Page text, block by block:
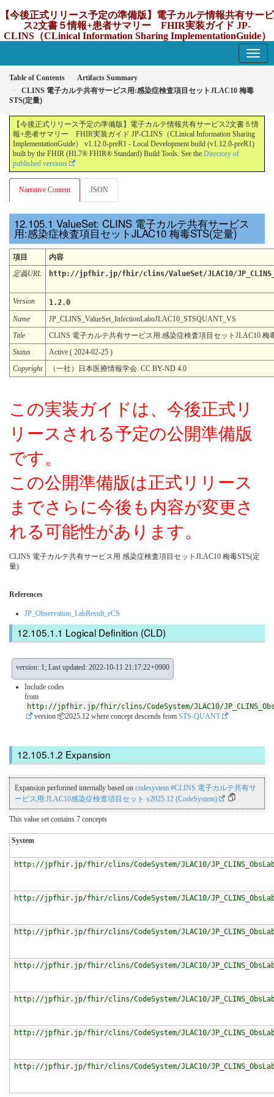
【今後正式リリース予定の準備版】電子カルテ情報共有サービ
ス2文書５情報+患者サマリー FHIR実装ガイド JP-
CLINS（CLinical Information Sharing ImplementationGuide）
Table of Contents
Artifacts Summary
CLINS 電子カルテ共有サービス用:感染症検査項目セットJLAC10 梅毒
STS(定量)
【今後正式リリース予定の準備版】電子カルテ情報共有サービス2文書５情
報+患者サマリー FHIR実装ガイド JP-CLINS（CLinical Information Sharing
ImplementationGuide） v1.12.0-preR1 - Local Development build (v1.12.0-preR1)
built by the FHIR (HL7® FHIR® Standard) Build Tools. See the Directory of
published versions
Narrative Content JSON
ValueSet: CLINS 電子カルテ共有サービス
用:感染症検査項目セットJLAC10 梅毒STS(定量)
項目
内容
定義URL
http://jpfhir.jp/fhir/clins/ValueSet/JLAC10/
Version
1.2.0
Name
JP_CLINS_ValueSet_InfectionLaboJLAC10_STSQUANT_VS
Title
CLINS 電子カルテ共有サービス用:感染症検査項目セットJLAC10 梅
Status
Active ( 2024-02-25 )
Copyright
（一社）日本医療情報学会. CC BY-ND 4.0
この実装ガイドは、今後正式リ
リースされる予定の公開準備版
です。
この公開準備版は正式リリース
までさらに今後も内容が変更さ
れる可能性があります。
CLINS 電子カルテ共有サービス用 感染症検査項目セットJLAC10 梅毒STS(定
量)
References
JP_Observation_LabResult_eCS
Logical Definition (CLD)
version: 1; Last updated: 2022-10-11 21:17:22+0900
Include codes
from
http://jpfhir.jp/fhir/clins/CodeSystem/JLAC10/
version 📦2025.12 where concept descends from STS-QUANT
Expansion
Expansion performed internally based on codesystem #CLINS 電子カルテ共有サ
ービス用:JLAC10感染症検査項目セット v2025.12 (CodeSystem)
This value set contains 7 concepts
System
http://jpfhir.jp/fhir/clins/CodeSystem/JLAC10/
http://jpfhir.jp/fhir/clins/CodeSystem/JLAC10/
http://jpfhir.jp/fhir/clins/CodeSystem/JLAC10/
http://jpfhir.jp/fhir/clins/CodeSystem/JLAC10/
http://jpfhir.jp/fhir/clins/CodeSystem/JLAC10/
http://jpfhir.jp/fhir/clins/CodeSystem/JLAC10/
http://jpfhir.jp/fhir/clins/CodeSystem/JLAC10/